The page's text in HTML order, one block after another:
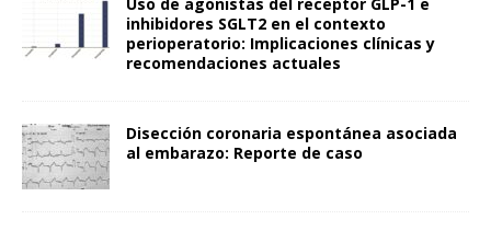
inhibidores SGLT2 en el contexto
perioperatorio: Implicaciones clínicas y
recomendaciones actuales
Disección coronaria espontánea asociada
al embarazo: Reporte de caso